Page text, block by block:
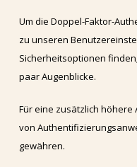
Um die Doppel-Faktor-
zu unseren
Sicherheitsoptionen
paar Augenblicke.
Für eine zusätzlich höhere
von
gewähren.